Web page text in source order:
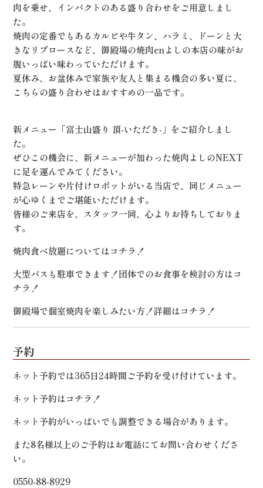
肉を乗せ、インパクトのある盛り合わせをご用意しまし
た。
焼肉の定番でもあるカルビや牛タン、ハラミ、ドーンと大
きなリブロースなど、御殿場の焼肉enよしの本店の味がお
腹いっぱい味わっていただけます。
夏休み、お盆休みで家族や友人と集まる機会の多い夏に、
こちらの盛り合わせはおすすめの一品です。
新メニュー「富士山盛り 頂‐いただき‐」をご紹介しまし
た。
ぜひこの機会に、新メニューが加わった焼肉よしのNEXT
に足を運んでみてください。
特急レーンや片付けロボットがいる当店で、同じメニュー
が心ゆくまでご堪能いただけます。
皆様のご来店を、スタッフ一同、心よりお待ちしておりま
す。
焼肉食べ放題についてはコチラ！
大型バスも駐車できます！団体でのお食事を検討の方はコ
チラ！
御殿場で個室焼肉を楽しみたい方！詳細はコチラ！
予約
ネット予約では365日24時間ご予約を受け付けています。
ネット予約はコチラ！
ネット予約がいっぱいでも調整できる場合があります。
また8名様以上のご予約はお電話にてお問い合わせくださ
い。
0550-88-8929